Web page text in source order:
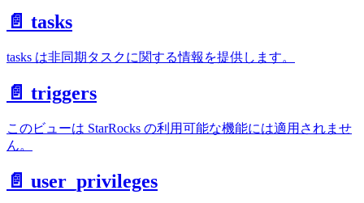
📄️ tasks
tasks は非同期タスクに関する情報を提供します。
📄️ triggers
このビューは StarRocks の利用可能な機能には適用されませ
ん。
📄️ user_privileges